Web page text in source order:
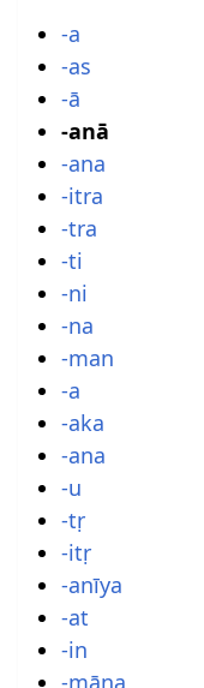
-a
-as
-ā
-anā
-ana
-itra
-tra
-ti
-ni
-na
-man
-a
-aka
-ana
-u
-tṛ
-itṛ
-anīya
-at
-in
-māna